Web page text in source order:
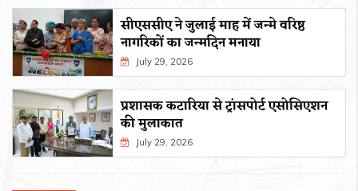
सीएससीए ने जुलाई माह में जन्मे वरिष्ठ
नागरिकों का जन्मदिन मनाया
July 29, 2026
प्रशासक कटारिया से ट्रांसपोर्ट एसोसिएशन
की मुलाकात
July 29, 2026